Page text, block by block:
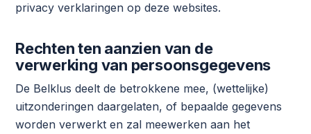
privacy verklaringen op deze websites.
Rechten ten aanzien van de
verwerking van persoonsgegevens
De Belklus deelt de betrokkene mee, (wettelijke)
uitzonderingen daargelaten, of bepaalde gegevens
worden verwerkt en zal meewerken aan het